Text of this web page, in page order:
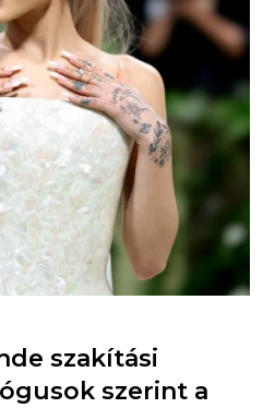
szakítási
szerint a